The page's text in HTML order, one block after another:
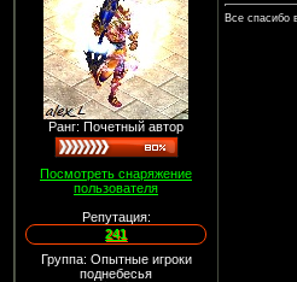
Ранг: Почетный автор
Посмотреть снаряжение
пользователя
Репутация:
241
Группа: Опытные игроки
поднебесья
Все спасибо